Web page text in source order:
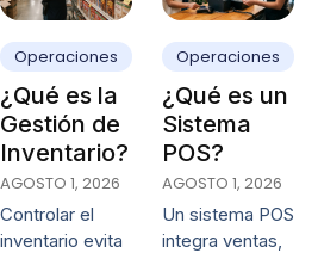
Operaciones
¿Qué es la
Gestión de
Inventario?
AGOSTO 1, 2026
Controlar el
inventario evita
Operaciones
¿Qué es un
Sistema
POS?
AGOSTO 1, 2026
Un sistema POS
integra ventas,